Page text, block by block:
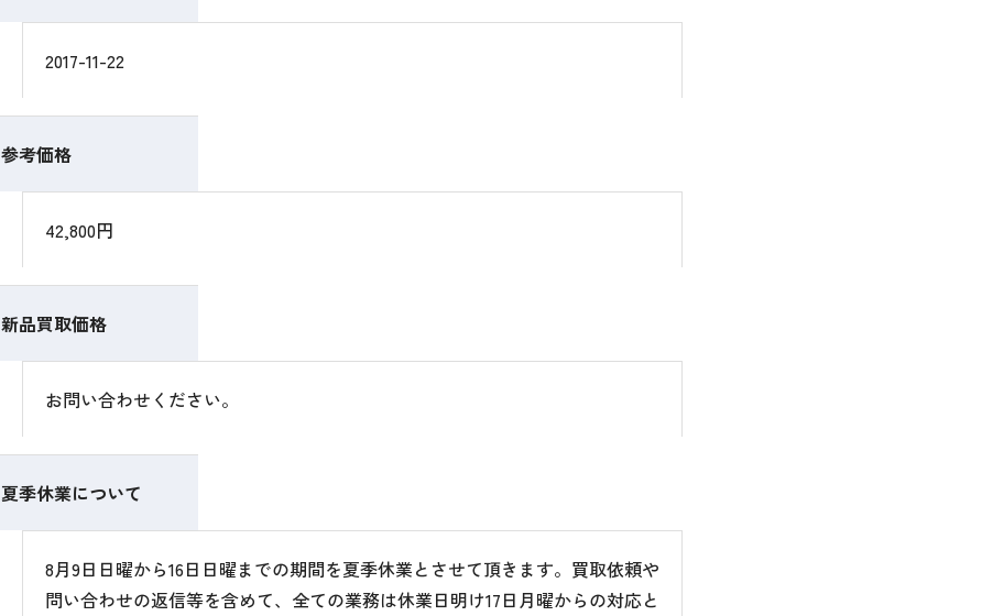
2017-11-22
参考価格
42,800円
新品買取価格
お問い合わせください。
夏季休業について
8月9日日曜から16日日曜までの期間を夏季休業とさせて頂きます。買取依頼や
問い合わせの返信等を含めて、全ての業務は休業日明け17日月曜からの対応と